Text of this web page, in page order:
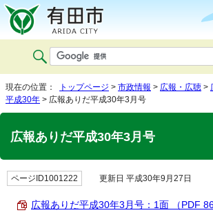
現在の位置： トップページ > 市政情報 > 広報・広聴 >
平成30年 > 広報ありだ平成30年3月号
広報ありだ平成30年3月号
ページID1001222 更新日 平成30年9月27日
広報ありだ平成30年3月号：1面 （PDF